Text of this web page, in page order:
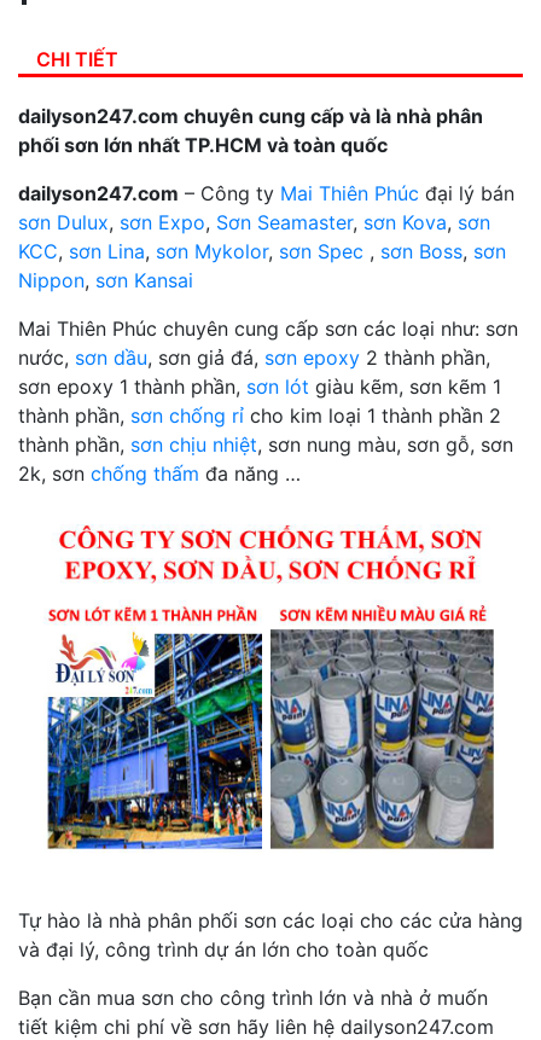
CHI TIẾT
dailyson247.com chuyên cung cấp và là nhà phân
phối sơn lớn nhất TP.HCM và toàn quốc
dailyson247.com – Công ty Mai Thiên Phúc đại lý bán
sơn Dulux, sơn Expo, Sơn Seamaster, sơn Kova, sơn
KCC, sơn Lina, sơn Mykolor, sơn Spec , sơn Boss, sơn
Nippon, sơn Kansai
Mai Thiên Phúc chuyên cung cấp sơn các loại như: sơn
nước, sơn dầu, sơn giả đá, sơn epoxy 2 thành phần,
sơn epoxy 1 thành phần, sơn lót giàu kẽm, sơn kẽm 1
thành phần, sơn chống rỉ cho kim loại 1 thành phần 2
thành phần, sơn chịu nhiệt, sơn nung màu, sơn gỗ, sơn
2k, sơn chống thấm đa năng …
Tự hào là nhà phân phối sơn các loại cho các cửa hàng
và đại lý, công trình dự án lớn cho toàn quốc
Bạn cần mua sơn cho công trình lớn và nhà ở muốn
tiết kiệm chi phí về sơn hãy liên hệ dailyson247.com